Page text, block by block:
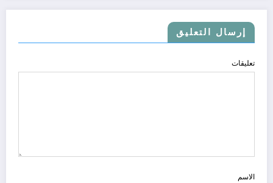
إرسال التعليق
تعليقات
الاسم